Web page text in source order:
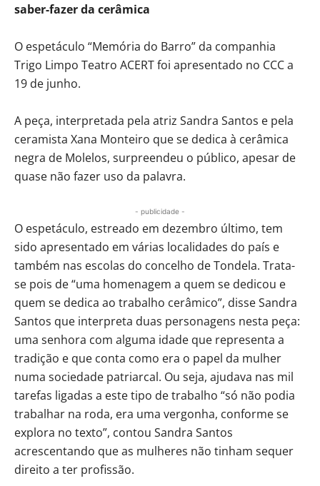
saber-fazer da cerâmica
O espetáculo “Memória do Barro” da companhia
Trigo Limpo Teatro ACERT foi apresentado no CCC a
19 de junho.
A peça, interpretada pela atriz Sandra Santos e pela
ceramista Xana Monteiro que se dedica à cerâmica
negra de Molelos, surpreendeu o público, apesar de
quase não fazer uso da palavra.
- publicidade -
O espetáculo, estreado em dezembro último, tem
sido apresentado em várias localidades do país e
também nas escolas do concelho de Tondela. Trata-
se pois de “uma homenagem a quem se dedicou e
quem se dedica ao trabalho cerâmico”, disse Sandra
Santos que interpreta duas personagens nesta peça:
uma senhora com alguma idade que representa a
tradição e que conta como era o papel da mulher
numa sociedade patriarcal. Ou seja, ajudava nas mil
tarefas ligadas a este tipo de trabalho “só não podia
trabalhar na roda, era uma vergonha, conforme se
explora no texto”, contou Sandra Santos
acrescentando que as mulheres não tinham sequer
direito a ter profissão.